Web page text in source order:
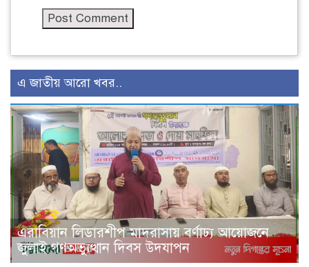
এ জাতীয় আরো খবর..
এরাবিয়ান লিডারশীপ মাদরাসায় বর্ণাঢ্য আয়োজনে
জুলাই গণঅভ্যুত্থান দিবস উদযাপন